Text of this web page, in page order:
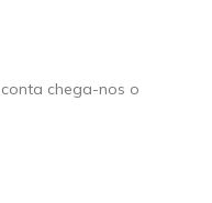
chega-nos o